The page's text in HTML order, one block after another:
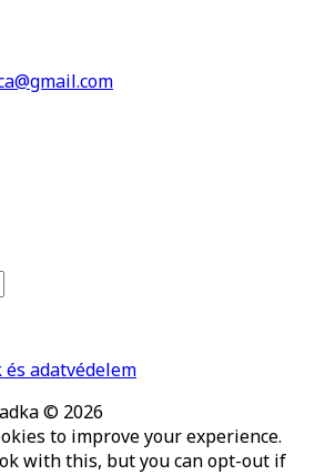
adatvédelem
© 2026
to improve your experience.
with this, but you can opt-out if